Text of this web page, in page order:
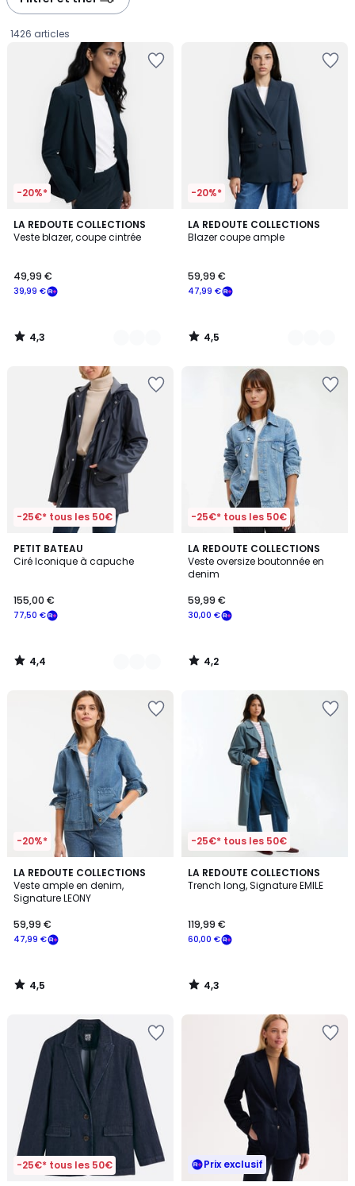
1426 articles
-20%*
LA REDOUTE COLLECTIONS
Veste blazer, coupe cintrée
€
souscrivez
notre
programme
39,99 €
49,99 €
4,3
/ 5
3
Couleurs
4,3
/
-20%*
LA REDOUTE COLLECTIONS
Blazer coupe ample
47,99 €
59,99 €
4,5
/ 5
4
Couleurs
4,5
/
-25€* tous les 50€
PETIT BATEAU
Ciré Iconique à capuche
77,50 €
155,00 €
4,4
/ 5
3
Couleurs
4,4
/
-25€* tous les 50€
LA REDOUTE COLLECTIONS
Veste oversize boutonnée en
denim
30,00 €
59,99 €
4,2
/ 5
4,2
/
-20%*
LA REDOUTE COLLECTIONS
Veste ample en denim,
Signature LEONY
47,99 €
59,99 €
4,5
/ 5
4,5
/
-25€* tous les 50€
LA REDOUTE COLLECTIONS
Trench long, Signature EMILE
60,00 €
119,99 €
4,3
/ 5
4,3
/
-25€* tous les 50€ Prix exclusif